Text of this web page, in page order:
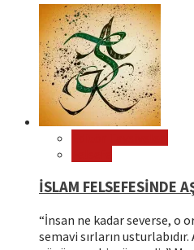
İSLAM FELSEFESİNDE
“İnsan ne kadar severse, o
semavi sırların